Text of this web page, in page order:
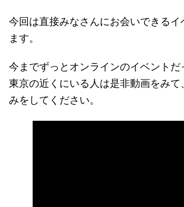
今回は直接みなさんにお会いできるイ
ます。
今までずっとオンラインのイベントだ
東京の近くにいる人は是非動画をみて
みをしてください。